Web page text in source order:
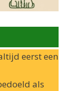
eerst een
als